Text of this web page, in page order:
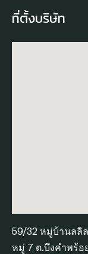
ที่ตั้งบริษัท
59/32 หมู่บ้านลลิ
หมู่ 7 ต.บึงคำพร้อ